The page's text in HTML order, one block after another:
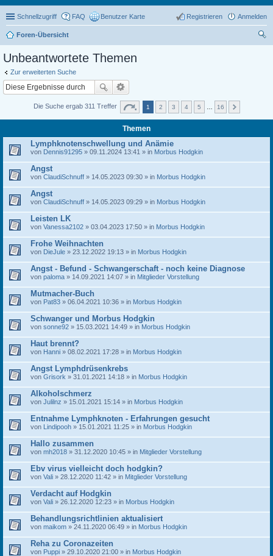
Schnellzugriff FAQ Benutzer Karte Anmelden
Registrieren
Foren-Übersicht
Unbeantwortete Themen
Zur erweiterten Suche
Die Suche ergab 311 Treffer 1 2 3 4 5 16
Themen
Lymphknotenschwellung und Anämie
von Dennis91295 » 09.11.2024 13:41 » in Morbus Hodgkin
Angst
von ClaudiSchnuff » 14.05.2023 09:30 » in Morbus Hodgkin
Angst
von ClaudiSchnuff » 14.05.2023 09:29 » in Morbus Hodgkin
Leisten LK
von Vanessa2102 » 03.04.2023 17:50 » in Morbus Hodgkin
Frohe Weihnachten
von DieJule » 23.12.2022 19:13 » in Morbus Hodgkin
Angst - Befund - Schwangerschaft - noch keine Diagnose
von paloma » 14.09.2021 14:07 » in Mitglieder Vorstellung
Mutmacher-Buch
von Pat83 » 06.04.2021 10:36 » in Morbus Hodgkin
Schwanger und Morbus Hodgkin
von sonne92 » 15.03.2021 14:49 » in Morbus Hodgkin
Haut brennt?
von Hanni » 08.02.2021 17:28 » in Morbus Hodgkin
Angst Lymphdrüsenkrebs
von Grisork » 31.01.2021 14:18 » in Morbus Hodgkin
Alkoholschmerz
von Julilnz » 15.01.2021 15:14 » in Morbus Hodgkin
Entnahme Lymphknoten - Erfahrungen gesucht
von Lindipooh » 15.01.2021 11:25 » in Morbus Hodgkin
Hallo zusammen
von mh2018 » 31.12.2020 10:45 » in Mitglieder Vorstellung
Ebv virus vielleicht doch hodgkin?
von Vali » 28.12.2020 11:42 » in Mitglieder Vorstellung
Verdacht auf Hodgkin
von Vali » 26.12.2020 12:23 » in Morbus Hodgkin
Behandlungsrichtlinien aktualisiert
von maikom » 24.11.2020 06:49 » in Morbus Hodgkin
Reha zu Coronazeiten
von Puppi » 29.10.2020 21:00 » in Morbus Hodgkin